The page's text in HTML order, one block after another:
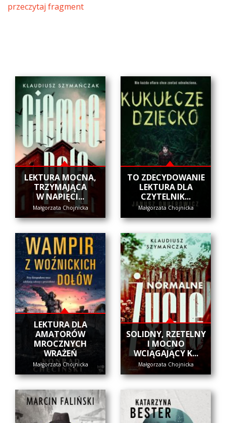
przeczytaj fragment
​LEKTURA MOCNA,
TRZYMAJĄCA
W NAPIĘCI...
Małgorzata Chojnicka
​TO ZDECYDOWANIE
LEKTURA DLA
CZYTELNIK...
Małgorzata Chojnicka
LEKTURA DLA
AMATORÓW
MROCZNYCH
WRAŻEŃ
Małgorzata Chojnicka
SOLIDNY, RZETELNY
I MOCNO
WCIĄGAJĄCY K...
Małgorzata Chojnicka